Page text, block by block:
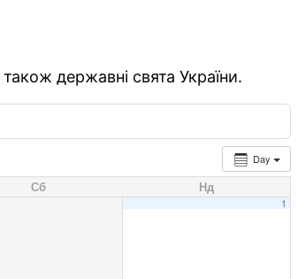
державні свята України.
Day
Сб Нд
1